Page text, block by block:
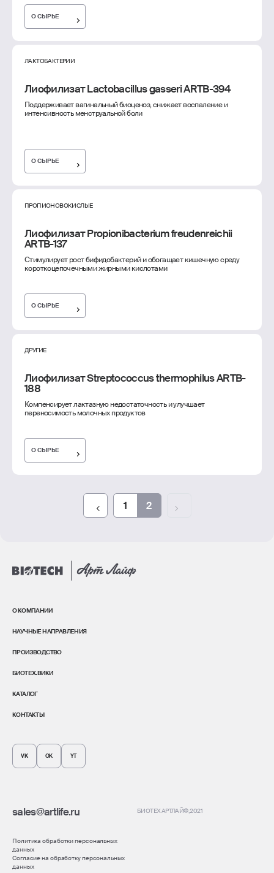
О СЫРЬЕ
ЛАКТОБАКТЕРИИ
Лиофилизат Lactobacillus gasseri ARTB-394
Поддерживает вагинальный биоценоз, снижает воспаление и
интенсивность менструальной боли
О СЫРЬЕ
ПРОПИОНОВОКИСЛЫЕ
Лиофилизат Propionibacterium freudenreichii
ARTB-137
Стимулирует рост бифидобактерий и обогащает кишечную среду
короткоцепочечными жирными кислотами
О СЫРЬЕ
ДРУГИЕ
Лиофилизат Streptococcus thermophilus ARTB-
188
Компенсирует лактазную недостаточность и улучшает
переносимость молочных продуктов
О СЫРЬЕ
Предыдущая страница
1 2
О КОМПАНИИ
НАУЧНЫЕ НАПРАВЛЕНИЯ
ПРОИЗВОДСТВО
БИОТЕХ.ВИКИ
КАТАЛОГ
КОНТАКТЫ
VK OK YT
sales@artlife.ru
Политика обработки персональных
данных
Согласие на обработку персональных
данных
БИОТЕХ АРТЛАЙФ, 2021